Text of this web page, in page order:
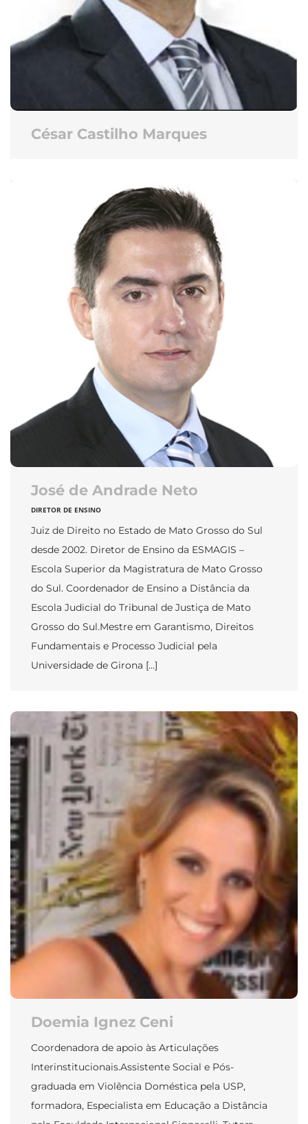
César Castilho Marques
José de Andrade Neto
DIRETOR DE ENSINO
Juiz de Direito no Estado de Mato Grosso do Sul
desde 2002. Diretor de Ensino da ESMAGIS –
Escola Superior da Magistratura de Mato Grosso
do Sul. Coordenador de Ensino a Distância da
Escola Judicial do Tribunal de Justiça de Mato
Grosso do Sul.Mestre em Garantismo, Direitos
Fundamentais e Processo Judicial pela
Universidade de Girona […]
Doemia Ignez Ceni
Coordenadora de apoio às Articulações
Interinstitucionais.Assistente Social e Pós-
graduada em Violência Doméstica pela USP,
formadora, Especialista em Educação a Distância